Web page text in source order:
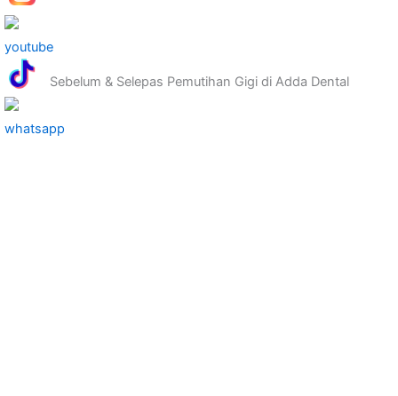
Sebelum & Selepas Pemutihan Gigi di Adda Dental